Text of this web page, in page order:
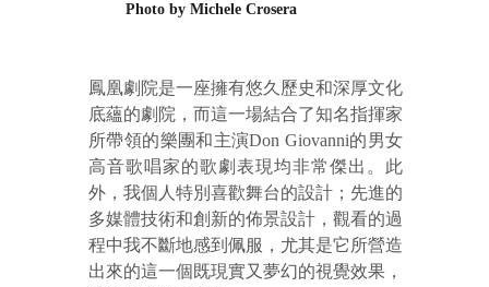
鳳凰劇院是一座擁有悠久歷史和深厚文化
底蘊的劇院，而這一場結合了知名指揮家
所帶領的樂團和主演Don Giovanni的男女
高音歌唱家的歌劇表現均非常傑出。此
外，我個人特別喜歡舞台的設計；先進的
多媒體技術和創新的佈景設計，觀看的過
程中我不斷地感到佩服，尤其是它所營造
出來的這一個既現實又夢幻的視覺效果，
Photo by Michele Crosera